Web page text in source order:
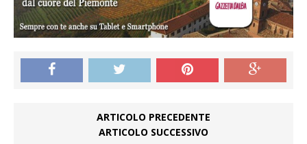
ARTICOLO PRECEDENTE
ARTICOLO SUCCESSIVO